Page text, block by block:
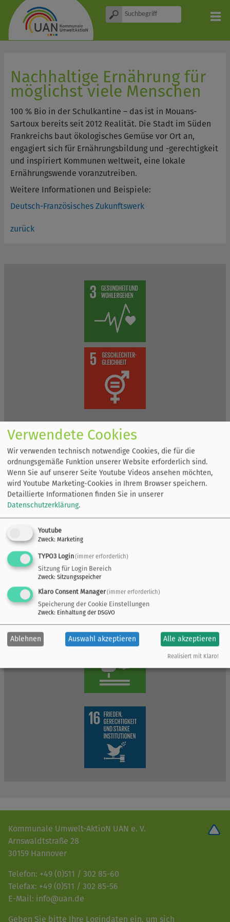
Nachhaltige Ernährung für
möglichst viele Menschen
100 % Bio in der Schulkantine – das ist in Mouans-
Sartoux bereits seit 2012 Realität. Die Stadt im Süden
Frankreichs baut ökologisches Gemüse vor Ort an,
engagiert sich für Ernährungsbildung und -gerechtigkeit
und inspiriert Kommunen weltweit, eine lokale
Ernährungswende voranzutreiben.
Weitere Informationen und Beispiele:
Deutsch-Französisches Zukunftswerk
zurück
Kommunale Umwelt-AktioN UAN e. V.
Arnswaldtstraße 28
30159 Hannover
Telefon: +49 (0)511 / 302 85-60
Telefax: +49 (0)511 / 302 85-56
E-Mail: info@uan.de
Geben Sie bitte Ihre Logindaten ein, um sich
Verwendete Cookies
Wir verwenden technisch notwendige Cookies, die für die
ordnungsgemäße Funktion unserer Website erforderlich sind.
Wenn Sie auf unserer Seite Youtube Videos ansehen möchten,
wird Youtube Marketing-Cookies in Ihrem Browser speichern.
Detaillierte Informationen finden Sie in unserer
Datenschutzerklärung.
Youtube
Zweck: Marketing
TYPO3 Login(immer erforderlich)
Sitzung für Login Bereich
Zweck: Sitzungsspeicher
Klaro Consent Manager(immer erforderlich)
Speicherung der Cookie Einstellungen
Zweck: Einhaltung der DSGVO
Ablehnen Auswahl akzeptieren Alle akzeptieren
Realisiert mit Klaro!